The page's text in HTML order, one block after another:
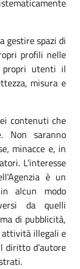
gestire spazi di
profili nelle
propri utenti il
misura e
contenuti che
Non saranno
minacce e, in
L’interesse
è un
alcun modo
da quelli
di pubblicità,
attività illegali e
diritto d’autore